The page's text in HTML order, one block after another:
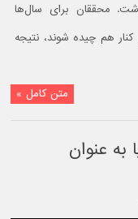
محققان برای سال‌ها
هم چیده شوند، نتیجه
متن کامل »
به عنوان